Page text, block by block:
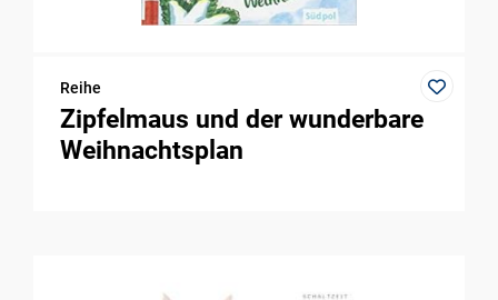
Reihe
Zipfelmaus und der wunderbare
Weihnachtsplan